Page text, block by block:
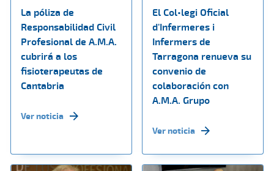
La póliza de
Responsabilidad Civil
Profesional de A.M.A.
cubrirá a los
fisioterapeutas de
Cantabria
Ver noticia
El Col•legi Oficial
d'Infermeres i
Infermers de
Tarragona renueva su
convenio de
colaboración con
A.M.A. Grupo
Ver noticia